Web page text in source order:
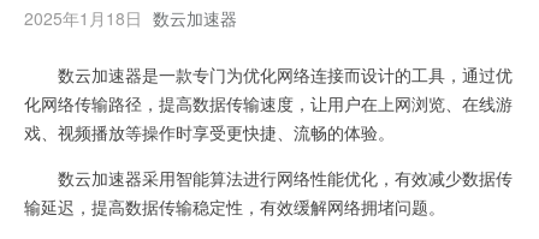
2025年1月18日 数云加速器
数云加速器是一款专门为优化网络连接而设计的工具，通过优
化网络传输路径，提高数据传输速度，让用户在上网浏览、在线游
戏、视频播放等操作时享受更快捷、流畅的体验。
数云加速器采用智能算法进行网络性能优化，有效减少数据传
输延迟，提高数据传输稳定性，有效缓解网络拥堵问题。